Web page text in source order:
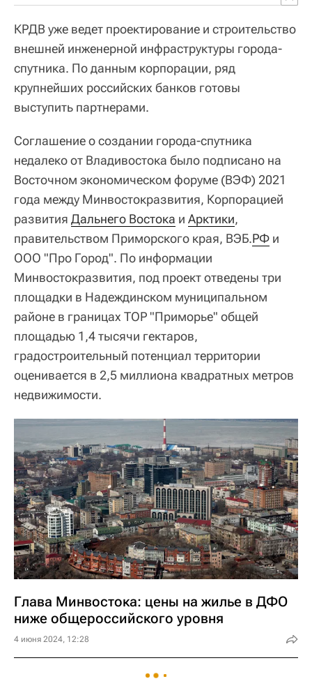
КРДВ уже ведет проектирование и строительство
внешней инженерной инфраструктуры города-
спутника. По данным корпорации, ряд
крупнейших российских банков готовы
выступить партнерами.
Соглашение о создании города-спутника
недалеко от Владивостока было подписано на
Восточном экономическом форуме (ВЭФ) 2021
года между Минвостокразвития, Корпорацией
развития Дальнего Востока и Арктики,
правительством Приморского края, ВЭБ.РФ и
ООО "Про Город". По информации
Минвостокразвития, под проект отведены три
площадки в Надеждинском муниципальном
районе в границах ТОР "Приморье" общей
площадью 1,4 тысячи гектаров,
градостроительный потенциал территории
оценивается в 2,5 миллиона квадратных метров
недвижимости.
Глава Минвостока: цены на жилье в ДФО
ниже общероссийского уровня
4 июня 2024, 12:28